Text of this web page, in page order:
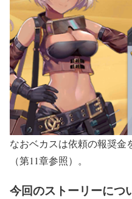
なおベカスは依頼の報奨金
（第11章参照）。
今回のストーリーにつ